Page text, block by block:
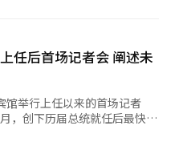
，今年达到9.04%。 公益
审议的基础上已进入决策阶
很可能先尝试在区间内促成最
达成共识，极有可能由公益委
通过协商确定最低时薪还要追
此次最低时薪决策是李在明
有政治象征性。
《豪勇七蛟龙》等好莱坞大片
的意义展开交流。李炳宪坦
，也曾想过‘我也能有这样的
演员我感到无比自豪且意义
特别展的形式回到BIFAN，
好和作品在其演艺生涯中的重
业所面
终下调预测值。报告还显示，
入亏损，以此要求面板供应商
姆迪亚研究报告显示，尽管下
器厂商仍维持低开工率，对扩
下半年电视市场或将面临需
美国将再次上调关税，提前大
任后首场记者会 阐述未
馆举行上任以来的首场记者
，创下历届总统就任后最快举